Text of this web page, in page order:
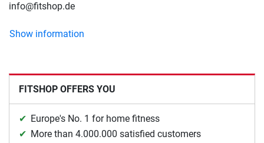
info@fitshop.de
Show information
FITSHOP OFFERS YOU
Europe's No. 1 for home fitness
More than 4.000.000 satisfied customers